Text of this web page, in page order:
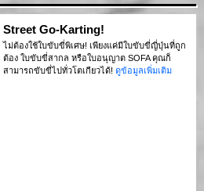
Street Go-Karting!
ไม่ต้องใช้ใบขับขี่พิเศษ! เพียงแค่มีใบขับขี่ญี่ปุ่นที่ถูก
ต้อง ใบขับขี่สากล หรือใบอนุญาต SOFA คุณก็
สามารถขับขี่ไปทั่วโตเกียวได้! ดูข้อมูลเพิ่มเติม